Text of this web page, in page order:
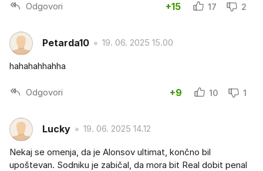
Odgovori +15 17 2
Petarda10 19. 06. 2025 15.00
hahahahhahha
Odgovori +9 10 1
Lucky 19. 06. 2025 14.12
Nekaj se omenja, da je Alonsov ultimat, končno bil
upoštevan. Sodniku je zabičal, da mora bit Real dobit penal